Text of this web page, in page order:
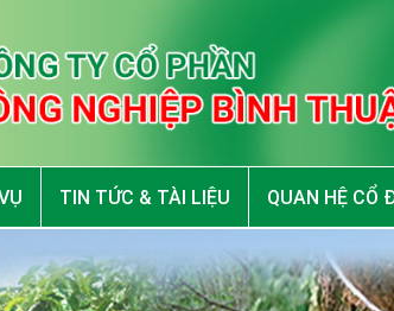
TIN TỨC & TÀI LIỆU QUAN HỆ CỔ